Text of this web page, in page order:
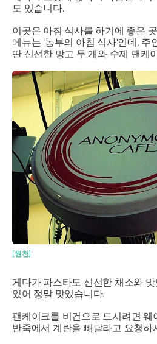
도 있습니다.
이곳은 아침 식사를 하기에 좋은
메뉴는 '농부의 아침 식사'인데, 주
딴 신선한 망고 두 개와 수제 팬케
[원천]
게다가 파스타도 신선한 채소와
있어 정말 맛있습니다.
팬케이크를 비건으로 드시려면 웨
반죽에서 계란을 빼달라고 요청하